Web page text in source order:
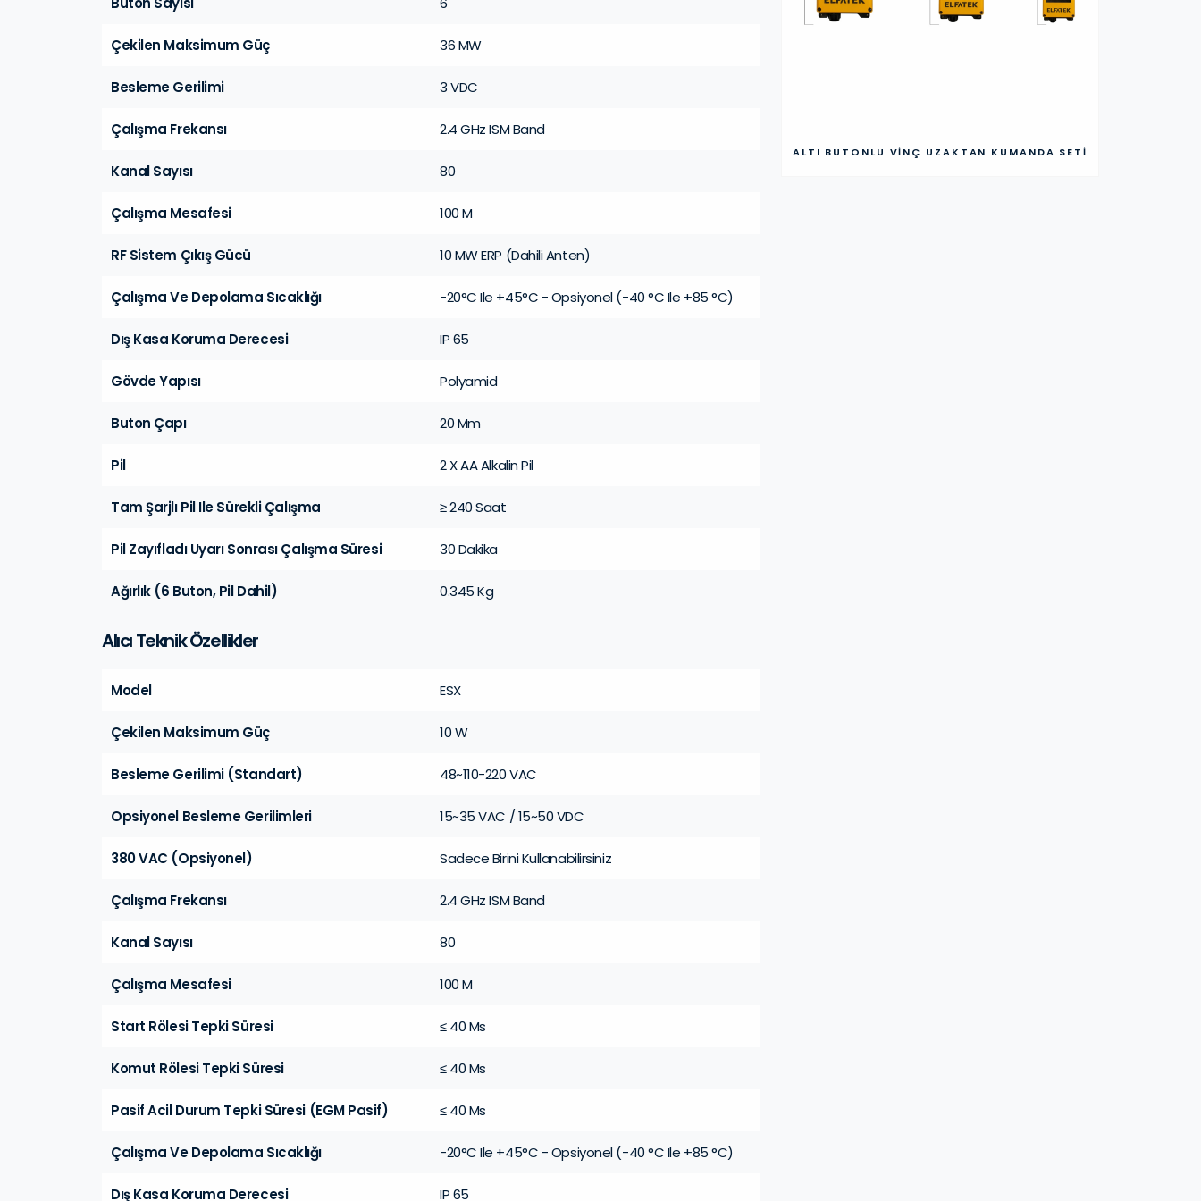
Çekilen Maksimum Güç 36 MW
Besleme Gerilimi 3 VDC
Çalışma Frekansı 2.4 GHz ISM Band
Kanal Sayısı 80
Çalışma Mesafesi 100 M
RF Sistem Çıkış Gücü 10 MW ERP (Dahili Anten)
Çalışma Ve Depolama Sıcaklığı -20°C Ile +45°C - Opsiyonel (-40 °C Ile +85 °C)
Dış Kasa Koruma Derecesi IP 65
Gövde Yapısı Polyamid
Buton Çapı 20 Mm
Pil 2 X AA Alkalin Pil
Tam Şarjlı Pil Ile Sürekli Çalışma ≥ 240 Saat
Pil Zayıfladı Uyarı Sonrası Çalışma Süresi 30 Dakika
Ağırlık (6 Buton, Pil Dahil) 0.345 Kg
Alıcı Teknik Özellikler
Model ESX
Çekilen Maksimum Güç 10 W
Besleme Gerilimi (Standart) 48~110-220 VAC
Opsiyonel Besleme Gerilimleri 15~35 VAC / 15~50 VDC
380 VAC (Opsiyonel) Sadece Birini Kullanabilirsiniz
Çalışma Frekansı 2.4 GHz ISM Band
Kanal Sayısı 80
Çalışma Mesafesi 100 M
Start Rölesi Tepki Süresi ≤ 40 Ms
Komut Rölesi Tepki Süresi ≤ 40 Ms
Pasif Acil Durum Tepki Süresi (EGM Pasif) ≤ 40 Ms
Çalışma Ve Depolama Sıcaklığı -20°C Ile +45°C - Opsiyonel (-40 °C Ile +85 °C)
Dış Kasa Koruma Derecesi IP 65
ALTI BUTONLU VINÇ UZAKTAN KUMANDA SETI